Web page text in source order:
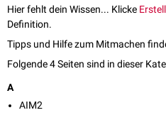
Hier fehlt dein Wissen... Klicke
Definition.
Tipps und Hilfe zum Mitmachen
Folgende 4 Seiten sind in dieser
A
AIM2